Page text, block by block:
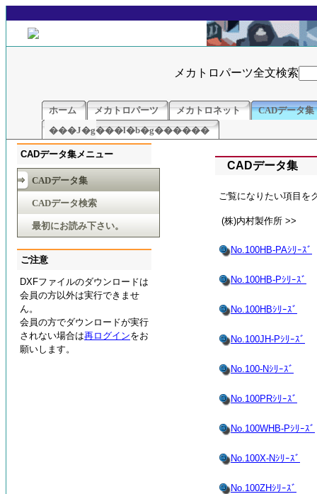
メカトロパーツ全文検索
ホーム メカトロパーツ メカトロネット
CADデータ集
���J�g���l�b�g������
CADデータ集
ご覧になりたい項目を
(株)内村製作所 >>
No.100HB-PAｼﾘｰｽﾞ
No.100HB-Pｼﾘｰｽﾞ
No.100HBｼﾘｰｽﾞ
No.100JH-Pｼﾘｰｽﾞ
No.100-Nｼﾘｰｽﾞ
No.100PRｼﾘｰｽﾞ
No.100WHB-Pｼﾘｰｽﾞ
No.100X-Nｼﾘｰｽﾞ
No.100ZHｼﾘｰｽﾞ
CADデータ集メニュー
CADデータ集
CADデータ検索
最初にお読み下さい。
ご注意
DXFファイルのダウンロードは
会員の方以外は実行できませ
ん。
会員の方でダウンロードが実行
されない場合は再ログインをお
願いします。